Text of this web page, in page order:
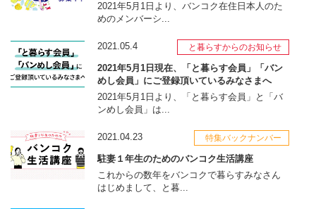
2021年5月1日より、バンコク在住日本人のた
めのメンバーシ...
2021.05.4 と暮らすからのお知らせ
2021年5月1日現在、「と暮らす会員」「バン
めし会員」にご登録頂いているみなさまへ
2021年5月1日より、「と暮らす会員」と「バ
ンめし会員」は...
2021.04.23 特集バックナンバー
駐妻１年生のためのバンコク生活講座
これからの数年をバンコクで暮らすみなさん
はじめまして、と暮...